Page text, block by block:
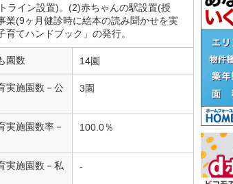
ライン設置)。(2)赤ちゃんの駅設置(授
業(9ヶ月健診時に絵本の読み聞かせを実
てハンドブック」の発行。
園数 14園
実施園数－公
3園
実施園数率－
100.0％
実施園数－私
-